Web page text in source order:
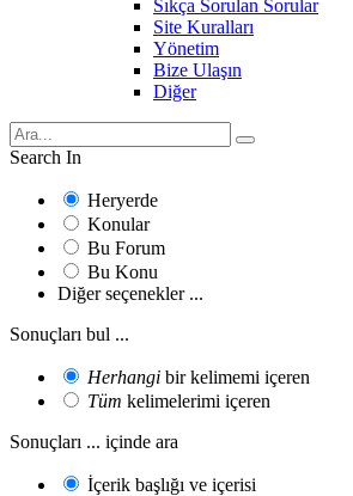
Sıkça Sorulan Sorular
Site Kuralları
Yönetim
Bize Ulaşın
Diğer
Search In
Heryerde
Konular
Bu Forum
Bu Konu
Diğer seçenekler ...
Sonuçları bul ...
Herhangi bir kelimemi içeren
Tüm kelimelerimi içeren
Sonuçları ... içinde ara
İçerik başlığı ve içerisi